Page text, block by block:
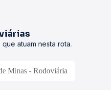
atuam nesta rota.
Minas - Rodoviária